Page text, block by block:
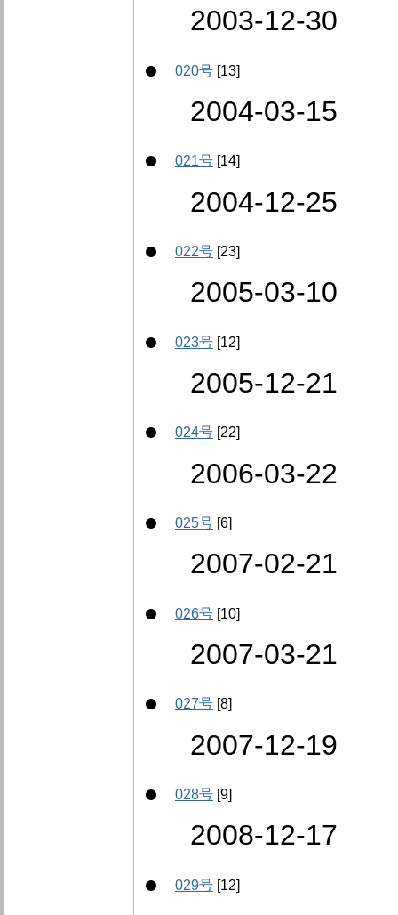
2003-12-30
020号 [13]
2004-03-15
021号 [14]
2004-12-25
022号 [23]
2005-03-10
023号 [12]
2005-12-21
024号 [22]
2006-03-22
025号 [6]
2007-02-21
026号 [10]
2007-03-21
027号 [8]
2007-12-19
028号 [9]
2008-12-17
029号 [12]